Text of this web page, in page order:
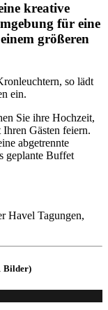
kreative
für eine
größeren
so lädt
ein.
Sie ihre Hochzeit,
Gästen feiern.
abgetrennte
geplante Buffet
Bilder)